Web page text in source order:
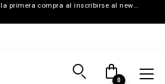
15% de descuento en la primera compra al inscribirse al newsletter
0